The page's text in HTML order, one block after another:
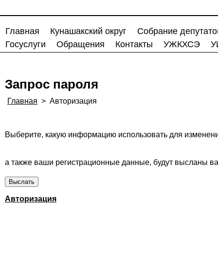
Главная Кунашакский округ
Собрание
Госуслуги
Обращения Контакты УЖКХСЭ
Запрос пароля
Главная > Авторизация
Выберите, какую информацию использовать для
а также ваши регистрационные данные, будут высланы
Авторизация